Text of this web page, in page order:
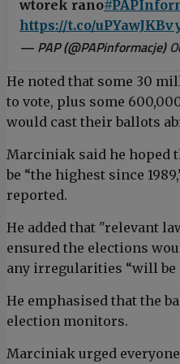
wtorek rano
https://t.co/
— PAP (@PAPinformacje)
He noted that some 30
to vote, plus some
would cast their ballots
Marciniak said he hoped
be “the highest since
reported.
He added that "relevant
ensured the elections
any irregularities “will be
He emphasised that the
election monitors.
Marciniak urged